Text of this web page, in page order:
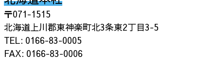
〒071-1515
北海道上川郡東神楽町北3条東2丁目3-5
TEL: 0166-83-0005
FAX: 0166-83-0006